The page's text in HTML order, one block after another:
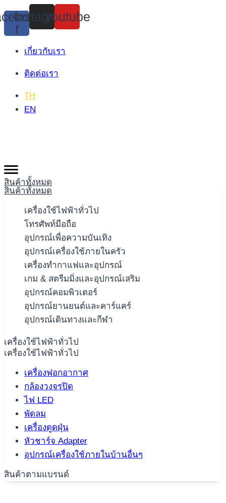
Skip
to
content
f
Instagram
Youtube
เกี่ยวกับเรา
ติดต่อเรา
TH
EN
สินค้าทั้งหมด
สินค้าทั้งหมด
เครื่องใช้ไฟฟ้าทั่วไป
โทรศัพท์มือถือ
อุปกรณ์เพื่อความบันเทิง
อุปกรณ์เครื่องใช้ภายในครัว
เครื่องทำกาแฟและอุปกรณ์
เกม & สตรีมมิ่งและอุปกรณ์เสริม
อุปกรณ์คอมพิวเตอร์
อุปกรณ์ยานยนต์และคาร์แคร์
อุปกรณ์เดินทางและกีฬา
เครื่องใช้ไฟฟ้าทั่วไป
เครื่องใช้ไฟฟ้าทั่วไป
เครื่องฟอกอากาศ
กล้องวงจรปิด
ไฟ LED
พัดลม
เครื่องดูดฝุ่น
หัวชาร์จ Adapter
อุปกรณ์เครื่องใช้ภายในบ้านอื่นๆ
สินค้าตามแบรนด์